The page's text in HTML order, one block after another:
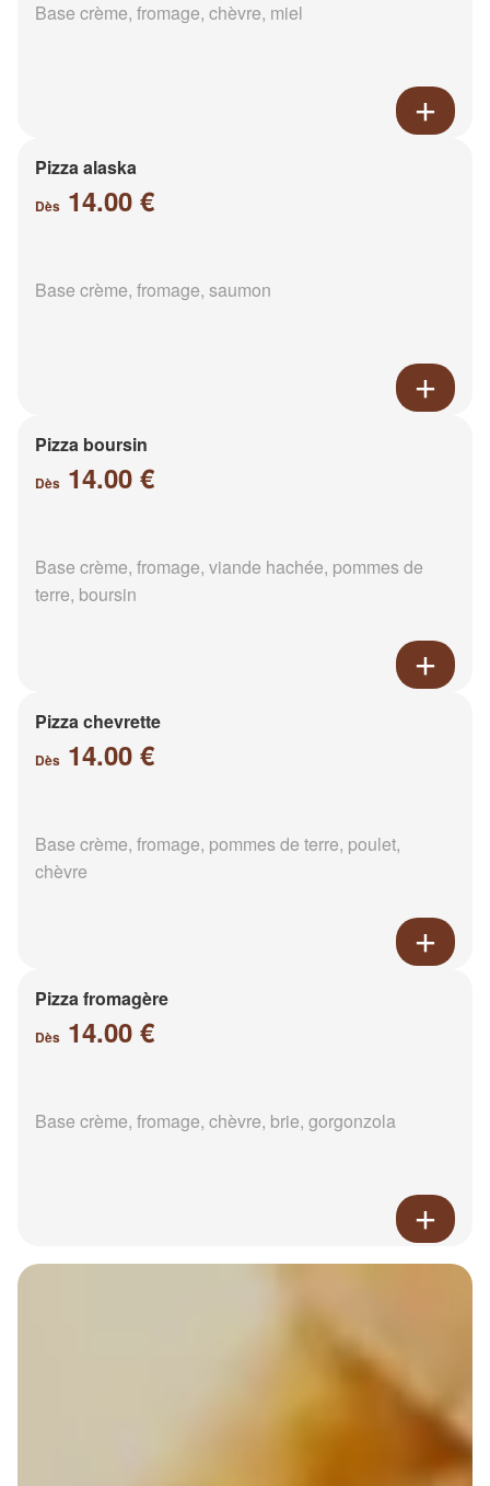
Base crème, fromage, chèvre, miel
Pizza alaska
Dès 14.00 €
Base crème, fromage, saumon
Pizza boursin
Dès 14.00 €
Base crème, fromage, viande hachée, pommes de
terre, boursin
Pizza chevrette
Dès 14.00 €
Base crème, fromage, pommes de terre, poulet,
chèvre
Pizza fromagère
Dès 14.00 €
Base crème, fromage, chèvre, brie, gorgonzola